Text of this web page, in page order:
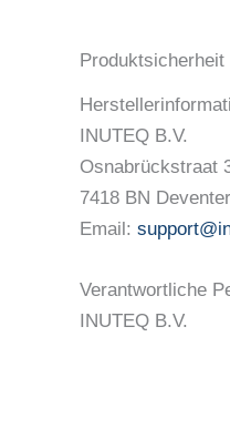
Produktsicherheit
INUTEQ B.V.
Osnabrückstraat
7418 BN
Email:
Verantwortliche
INUTEQ B.V.